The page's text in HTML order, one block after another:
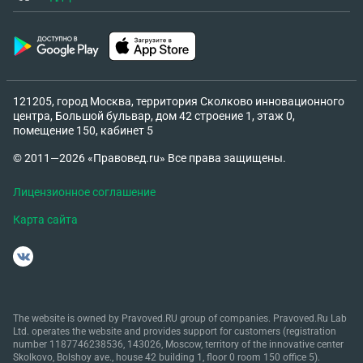
121205, город Москва, территория Сколково инновационного
центра, Большой бульвар, дом 42 строение 1, этаж 0,
помещение 150, кабинет 5
© 2011—2026 «Правовед.ru» Все права защищены.
Лицензионное соглашение
Карта сайта
The website is owned by Pravoved.RU group of companies. Pravoved.Ru Lab
Ltd. operates the website and provides support for customers (registration
number 1187746238536, 143026, Moscow, territory of the innovative center
Skolkovo, Bolshoy ave., house 42 building 1, floor 0 room 150 office 5).